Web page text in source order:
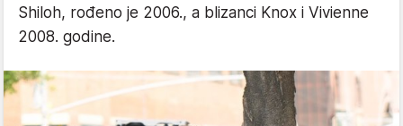
Shiloh, rođeno je 2006., a blizanci Knox i Vivienne
2008. godine.